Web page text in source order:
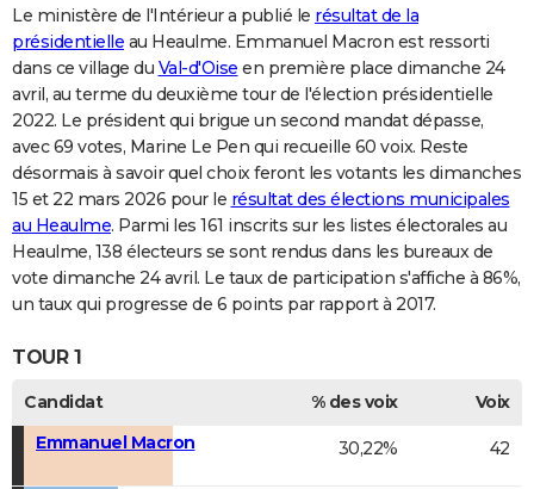
Le ministère de l'Intérieur a publié le résultat de la
présidentielle au Heaulme. Emmanuel Macron est ressorti
dans ce village du Val-d'Oise en première place dimanche 24
avril, au terme du deuxième tour de l'élection présidentielle
2022. Le président qui brigue un second mandat dépasse,
avec 69 votes, Marine Le Pen qui recueille 60 voix. Reste
désormais à savoir quel choix feront les votants les dimanches
15 et 22 mars 2026 pour le résultat des élections municipales
au Heaulme. Parmi les 161 inscrits sur les listes électorales au
Heaulme, 138 électeurs se sont rendus dans les bureaux de
vote dimanche 24 avril. Le taux de participation s'affiche à 86%,
un taux qui progresse de 6 points par rapport à 2017.
TOUR 1
Candidat % des voix
Voix
Emmanuel Macron
30,22% 42